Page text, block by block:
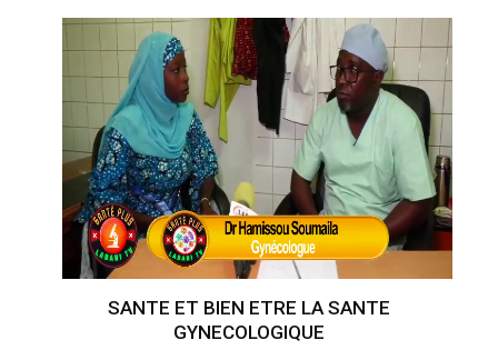
SANTE ET BIEN ETRE LA SANTE
GYNECOLOGIQUE